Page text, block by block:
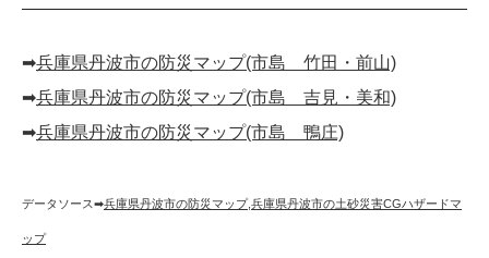
➡︎兵庫県丹波市の防災マップ(市島 竹田・前山)
➡︎兵庫県丹波市の防災マップ(市島 吉見・美和)
➡︎兵庫県丹波市の防災マップ(市島 鴨庄)
データソース➡︎兵庫県丹波市の防災マップ,兵庫県丹波市の土砂災害CGハザードマ
ップ